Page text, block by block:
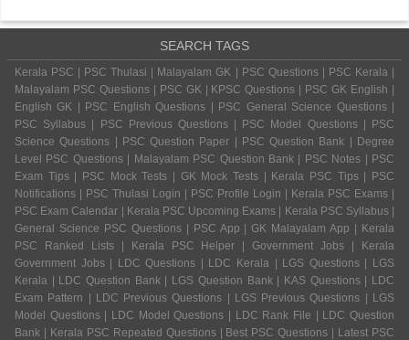
SEARCH TAGS
Kerala PSC | PSC Thulasi | Malayalam GK | PSC Questions | PSC Kerala |
Malayalam PSC Questions | PSC GK | KPSC Questions | PSC GK English |
English GK | PSC English Questions | PSC General Science Questions |
PSC Syllabus | PSC Previous Questions | PSC Model Questions | PSC
Science Questions | PSC Question Paper | PSC Question Bank | Degree
Level PSC Questions | Malayalam PSC Question Bank | PSC Notes | PSC
Exam Tips | PSC Mock Tests | GK Mock Tests | Kerala PSC Tips | PSC
Notifications | PSC Thulasi Login | PSC Profile Login | Kerala PSC Exams |
PSC Exam Calendar | Kerala PSC Upcoming Exams | Kerala PSC Syllabus |
General Science PSC Questions | PSC App | GK Malayalam App | Kerala
PSC Ranked Lists | Kerala PSC Helper | Government Jobs | Kerala
Government Jobs | LDC Questions | LDC Kerala | LGS Questions | LGS
Kerala | LDC Question Bank | LGS Question Bank | KAS Questions | LDC
Exam Pattern | LDC Previous Questions | LGS Previous Questions | LGS
Model Questions | LDC Model Questions | LDC Rank File | LDC Question
Bank | Kerala PSC Repeated Questions | Best PSC Questions | Latest PSC